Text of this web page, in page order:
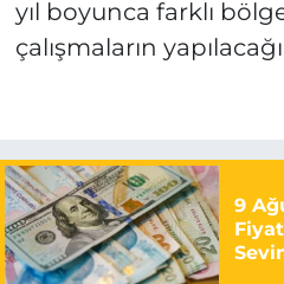
yıl boyunca farklı
çalışmaların
9